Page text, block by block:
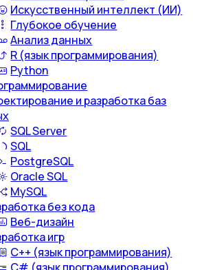
Искусственный интеллект (ИИ)
Глубокое обучение
Анализ данных
R (язык программирования)
Python
и разработка баз
SQL Server
SQL
PostgreSQL
Oracle SQL
MySQL
без кода
Веб-дизайн
игр
С++ (язык программирования)